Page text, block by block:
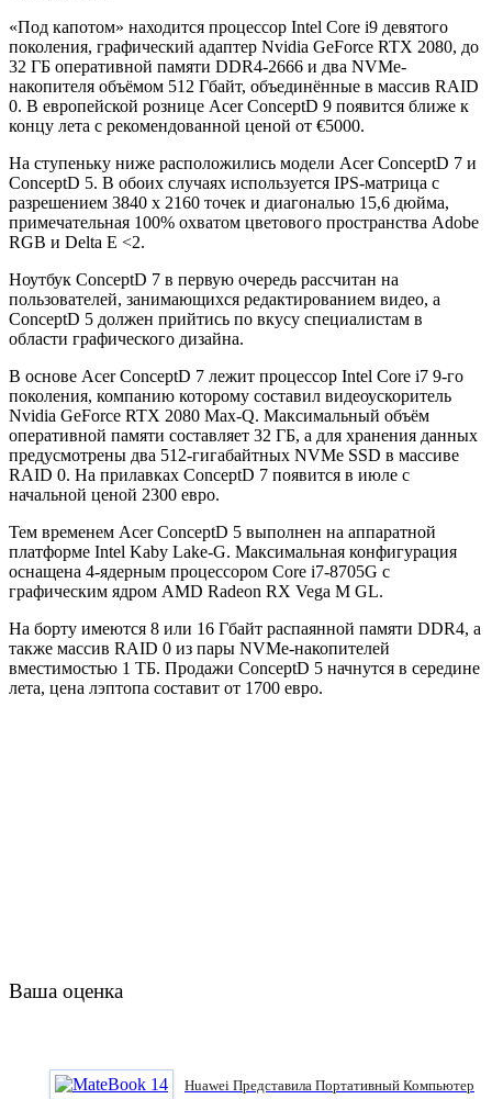
«Под капотом» находится процессор Intel Core i9 девятого
поколения, графический адаптер Nvidia GeForce RTX 2080, до
32 ГБ оперативной памяти DDR4-2666 и два NVMe-
накопителя объёмом 512 Гбайт, объединённые в массив RAID
0. В европейской рознице Acer ConceptD 9 появится ближе к
концу лета с рекомендованной ценой от €5000.
На ступеньку ниже расположились модели Acer ConceptD 7 и
ConceptD 5. В обоих случаях используется IPS-матрица с
разрешением 3840 x 2160 точек и диагональю 15,6 дюйма,
примечательная 100% охватом цветового пространства Adobe
RGB и Delta E <2.
Ноутбук ConceptD 7 в первую очередь рассчитан на
пользователей, занимающихся редактированием видео, а
ConceptD 5 должен прийтись по вкусу специалистам в
области графического дизайна.
В основе Acer ConceptD 7 лежит процессор Intel Core i7 9-го
поколения, компанию которому составил видеоускоритель
Nvidia GeForce RTX 2080 Max-Q. Максимальный объём
оперативной памяти составляет 32 ГБ, а для хранения данных
предусмотрены два 512-гигабайтных NVMe SSD в массиве
RAID 0. На прилавках ConceptD 7 появится в июле с
начальной ценой 2300 евро.
Тем временем Acer ConceptD 5 выполнен на аппаратной
платформе Intel Kaby Lake-G. Максимальная конфигурация
оснащена 4-ядерным процессором Core i7-8705G с
графическим ядром AMD Radeon RX Vega M GL.
На борту имеются 8 или 16 Гбайт распаянной памяти DDR4, а
также массив RAID 0 из пары NVMe-накопителей
вместимостью 1 ТБ. Продажи ConceptD 5 начнутся в середине
лета, цена лэптопа составит от 1700 евро.
Ваша оценка
Huawei Представила Портативный Компьютер